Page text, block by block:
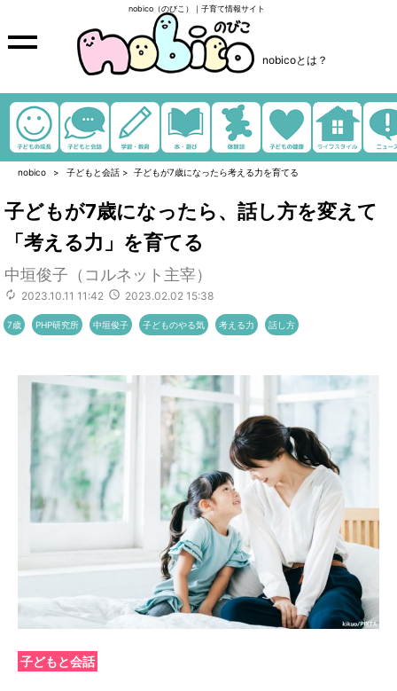
nobico（のびこ）｜子育て情報サイト
nobicoとは？
nobico 子どもと会話 > 子どもが7歳になったら考える力を育てる
子どもが7歳になったら、話し方を変えて
「考える力」を育てる
中垣俊子（コルネット主宰）
2023.10.11 11:42 2023.02.02 15:38
7歳 PHP研究所 中垣俊子 子どものやる気 考える力 話し方
子どもと会話